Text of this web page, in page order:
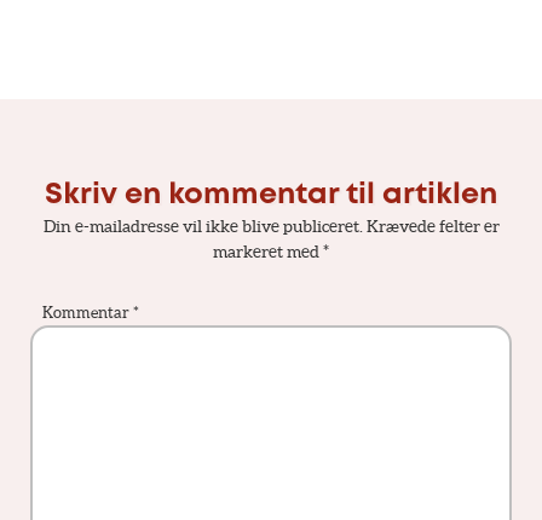
Skriv en kommentar til artiklen
Din e-mailadresse vil ikke blive publiceret. Krævede felter er
markeret med *
Kommentar *